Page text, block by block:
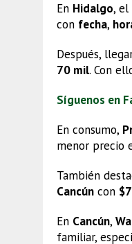
En Hidalgo, el
con fecha,
Después,
70 mil. Con
Síguenos en
En consumo,
menor precio
También
Cancún con
En Cancún,
familiar,